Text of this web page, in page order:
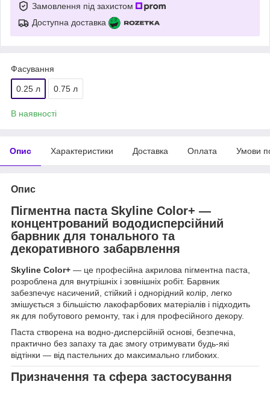
Замовлення під захистом
Доступна доставка
Фасування
0.25 л 0.75 л
В наявності
Опис Характеристики Доставка Оплата Умови
Опис
Пігментна паста Skyline Color+ —
концентрований вододисперсійний
барвник для тонального та
декоративного забарвлення
Skyline Color+ — це професійна акрилова пігментна паста,
розроблена для внутрішніх і зовнішніх робіт. Барвник
забезпечує насичений, стійкий і однорідний колір, легко
змішується з більшістю лакофарбових матеріалів і підходить
як для побутового ремонту, так і для професійного декору.
Паста створена на водно-дисперсійній основі, безпечна,
практично без запаху та дає змогу отримувати будь-які
відтінки — від пастельних до максимально глибоких.
Призначення та сфера застосування